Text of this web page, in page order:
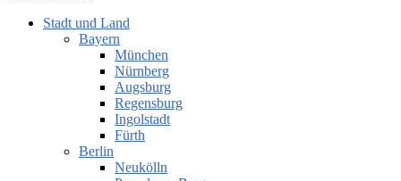
Stadt und Land
Bayern
München
Nürnberg
Augsburg
Regensburg
Ingolstadt
Fürth
Berlin
Neukölln